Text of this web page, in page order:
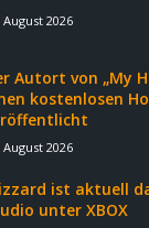
August 2026
Autort von „My
kostenlosen
August 2026
ist aktuell
unter XBOX